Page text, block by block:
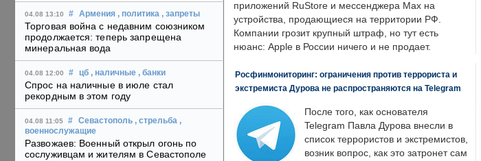
04.08 13:10 # Армения , политика , запреты
Торговая война с недавним союзником
продолжается: теперь запрещена
минеральная вода
04.08 12:00 # цб , наличные , банки
Спрос на наличные в июле стал
рекордным в этом году
04.08 11:05 # Севастополь , стрельба ,
военнослужащие
Развожаев: Военный открыл огонь по
сослуживцам и жителям в Севастополе
приложений RuStore и мессенджера Max на
устройства, продающиеся на территории РФ.
Компании грозит крупный штраф, но тут есть
нюанс: Apple в России ничего и не продает.
Росфинмониторинг: ограничения против террориста и
экстремиста Дурова не распространяются на Telegram
После того, как основателя
Telegram Павла Дурова внесли в
список террористов и экстремистов,
возник вопрос, как это затронет сам